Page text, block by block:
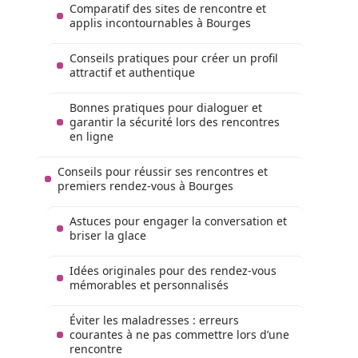
Comparatif des sites de rencontre et
applis incontournables à Bourges
Conseils pratiques pour créer un profil
attractif et authentique
Bonnes pratiques pour dialoguer et
garantir la sécurité lors des rencontres
en ligne
Conseils pour réussir ses rencontres et
premiers rendez-vous à Bourges
Astuces pour engager la conversation et
briser la glace
Idées originales pour des rendez-vous
mémorables et personnalisés
Éviter les maladresses : erreurs
courantes à ne pas commettre lors d’une
rencontre